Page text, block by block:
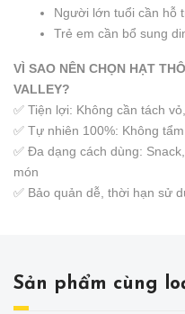
Người lớn tuổi cần hỗ
Trẻ em cần bổ sung
VÌ SAO NÊN CHỌN HẠT
VALLEY?
✅ Tiện lợi: Không cần tách
✅ Tự nhiên 100%: Không
✅ Đa dạng cách dùng:
món
✅ Bảo quản dễ, thời hạn sử
Sản phẩm cùng